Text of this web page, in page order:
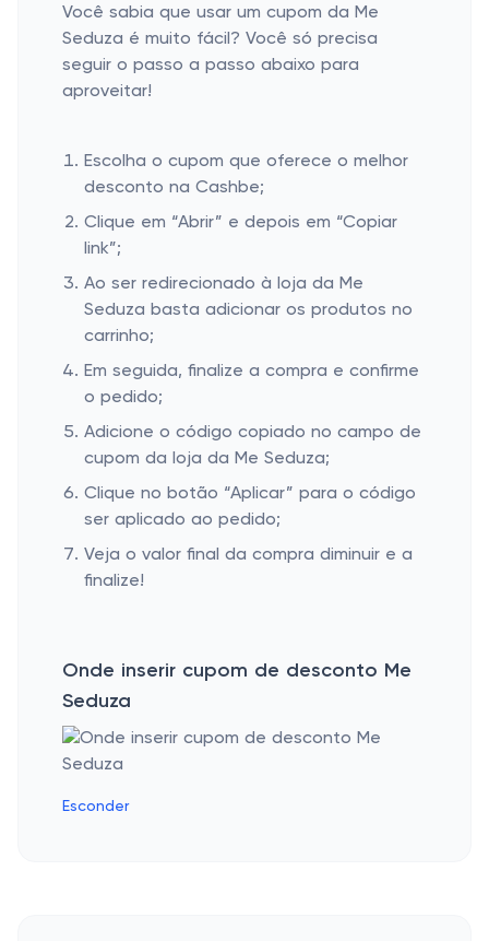
Você sabia que usar um cupom da Me
Seduza é muito fácil? Você só precisa
seguir o passo a passo abaixo para
aproveitar!
Escolha o cupom que oferece o melhor
desconto na Cashbe;
Clique em “Abrir” e depois em “Copiar
link”;
Ao ser redirecionado à loja da Me
Seduza basta adicionar os produtos no
carrinho;
Em seguida, finalize a compra e confirme
o pedido;
Adicione o código copiado no campo de
cupom da loja da Me Seduza;
Clique no botão “Aplicar” para o código
ser aplicado ao pedido;
Veja o valor final da compra diminuir e a
finalize!
Onde inserir cupom de desconto Me
Seduza
Esconder